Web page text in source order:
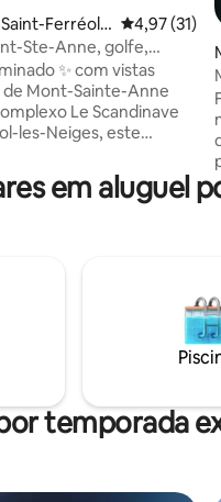
5, 22 avaliações
Ferréol-l 4,97 de uma
4,97 (31)
Ste-Anne, golfe,
relaxamento
✨ com vistas
Mont-Sainte-Anne
Le Scandinave
les-Neiges, este
perfeito para se
natureza. Desfrute de
enquanto aproveita
como a piscina
e a sauna.
em aluguel
temporada